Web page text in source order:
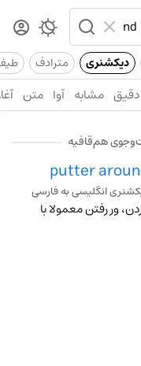
دیکشنری مترادف
دقیق مشابه آوا متن
هم‌قافیه
putter
انگلیسی به فارسی
ور رفتن معمولا با